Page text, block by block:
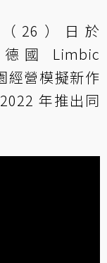
26）日於
國 Limbic
經營模擬新作
年推出同